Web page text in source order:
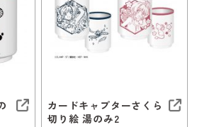
カードキャプターさくら
切り絵 湯のみ2